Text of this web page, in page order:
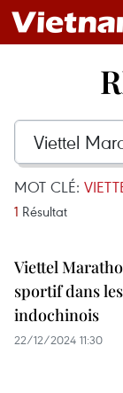
MOT CLÉ:
1 Résultat
Viettel
sportif dans
indochinois
22/12/2024 11:30